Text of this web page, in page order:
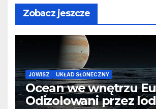
Zobacz jeszcze
JOWISZ UKŁAD SŁONECZNY
Ocean we wnętrzu
Odizolowani przez